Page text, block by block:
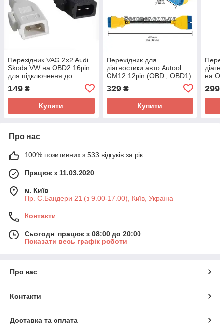
Перехідник VAG 2x2 Audi
Skoda VW на OBD2 16pin
для підключення до
149 ₴
Купити
Перехідник для
діагностики авто Autool
GM12 12pin (OBDI, OBD1)
Daewoo)
329₴
Купити
на
299
Про нас
100% позитивних з 533 відгуків за рік
Працює з 11.03.2020
м. Київ
Пр. С.Бандери 21 (з 9.00-17.00), Київ, Україна
Контакти
Сьогодні працює з 08:00 до 20:00
Показати весь графік роботи
Про нас
Контакти
Доставка та оплата